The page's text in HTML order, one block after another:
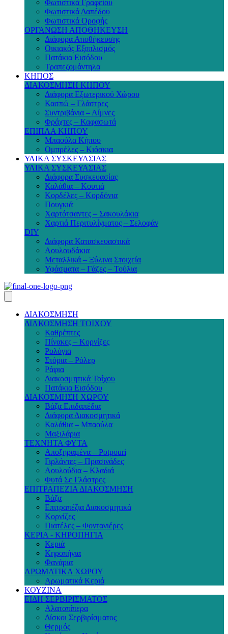
Φωτιστικά Γραφείου
Φωτιστικά Δαπέδου
Φωτιστικά Οροφής
ΟΡΓΑΝΩΣΗ ΑΠΟΘΗΚΕΥΣΗ
Διάφορα Αποθήκευσης
Οικιακός Εξοπλισμός
Πατάκια Εισόδου
Τραπεζομάντηλα
ΚΗΠΟΣ
ΔΙΑΚΟΣΜΗΣΗ ΚΗΠΟΥ
Διάφορα Εξωτερικού Χώρου
Κασπώ – Γλάστρες
Συντριβάνια – Λίμνες
Φράχτες – Καφασωτά
ΕΠΙΠΛΑ ΚΗΠΟΥ
Μπαούλα Κήπου
Ομπρέλες – Κιόσκια
ΥΛΙΚΑ ΣΥΣΚΕΥΑΣΙΑΣ
ΥΛΙΚΑ ΣΥΣΚΕΥΑΣΙΑΣ
Διάφορα Συσκευασίας
Καλάθια – Κουτιά
Κορδέλες – Κορδόνια
Πουγκιά
Χαρτότσαντες – Σακουλάκια
Χαρτιά Περιτυλίγματος – Σελοφάν
DIY
Διάφορα Κατασκευαστικά
Λουλουδάκια
Μεταλλικά – Ξύλινα Στοιχεία
Υφάσματα – Γάζες – Τούλια
ΔΙΑΚΟΣΜΗΣΗ
ΔΙΑΚΟΣΜΗΣΗ ΤΟΙΧΟΥ
Καθρέπτες
Πίνακες – Κορνίζες
Ρολόγια
Στόρια – Ρόλερ
Ράφια
Διακοσμητικά Τοίχου
Πατάκια Εισόδου
ΔΙΑΚΟΣΜΗΣΗ ΧΩΡΟΥ
Βάζα Επιδαπέδια
Διάφορα Διακοσμητικά
Καλάθια – Μπαούλα
Μαξιλάρια
ΤΕΧΝΗΤΑ ΦΥΤΑ
Αποξηραμένα – Potpouri
Γιρλάντες – Πρασινάδες
Λουλούδια – Κλαδιά
Φυτά Σε Γλάστρες
ΕΠΙΤΡΑΠΕΖΙΑ ΔΙΑΚΟΣΜΗΣΗ
Βάζα
Επιτραπέζια Διακοσμητικά
Κορνίζες
Πιατέλες – Φοντανιέρες
ΚΕΡΙΑ - ΚΗΡΟΠΗΓΙΑ
Κεριά
Κηροπήγια
Φανάρια
ΑΡΩΜΑΤΙΚΑ ΧΩΡΟΥ
Αρωματικά Κεριά
ΚΟΥΖΙΝΑ
ΕΙΔΗ ΣΕΡΒΙΡΙΣΜΑΤΟΣ
Αλατοπίπερα
Δίσκοι Σερβιρίσματος
Θερμός